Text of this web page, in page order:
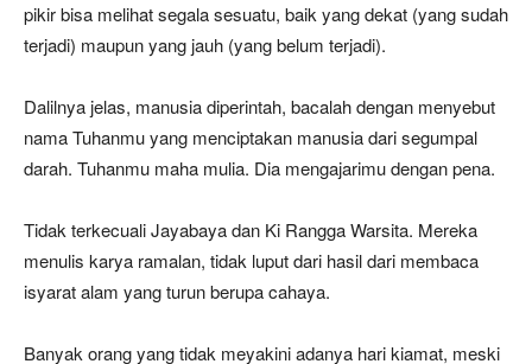
pikir bisa melihat segala sesuatu, baik yang dekat (yang sudah
terjadi) maupun yang jauh (yang belum terjadi).
Dalilnya jelas, manusia diperintah, bacalah dengan menyebut
nama Tuhanmu yang menciptakan manusia dari segumpal
darah. Tuhanmu maha mulia. Dia mengajarimu dengan pena.
Tidak terkecuali Jayabaya dan Ki Rangga Warsita. Mereka
menulis karya ramalan, tidak luput dari hasil dari membaca
isyarat alam yang turun berupa cahaya.
Banyak orang yang tidak meyakini adanya hari kiamat, meski